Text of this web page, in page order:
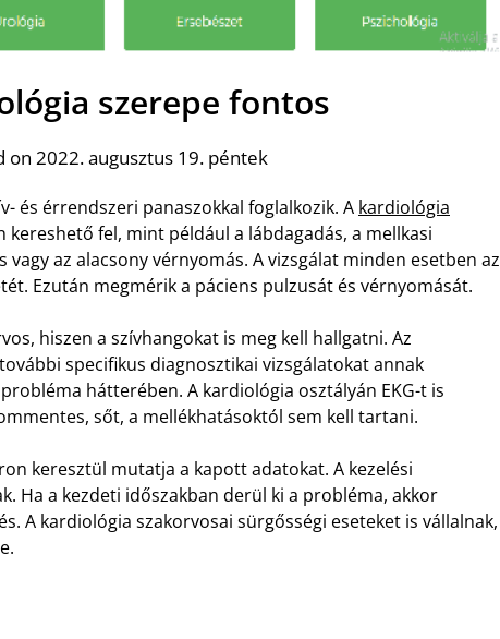
szerepe fontos
on 2022. augusztus 19. péntek
és érrendszeri panaszokkal foglalkozik. A kardiológia
kereshető fel, mint például a lábdagadás, a mellkasi
az alacsony vérnyomás. A vizsgálat minden esetben az
Ezután megmérik a páciens pulzusát és vérnyomását.
hiszen a szívhangokat is meg kell hallgatni. Az
specifikus diagnosztikai vizsgálatokat annak
hátterében. A kardiológia osztályán EKG-t is
sőt, a mellékhatásoktól sem kell tartani.
keresztül mutatja a kapott adatokat. A kezelési
Ha a kezdeti időszakban derül ki a probléma, akkor
A kardiológia szakorvosai sürgősségi eseteket is vállalnak,